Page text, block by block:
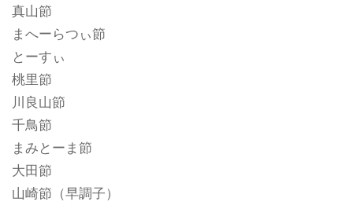
真山節
まへーらつぃ節
とーすぃ
桃里節
川良山節
千鳥節
まみとーま節
大田節
山崎節（早調子）